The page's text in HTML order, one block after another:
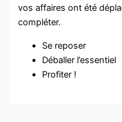
vos affaires ont été
compléter.
Se reposer
Déballer l’essentiel
Profiter !